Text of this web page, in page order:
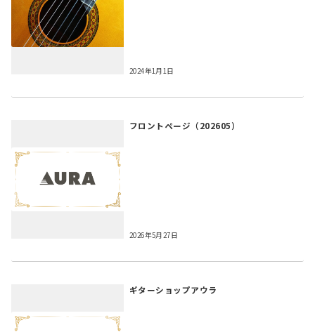
2024年1月1日
フロントページ（202605）
2026年5月27日
ギターショップアウラ